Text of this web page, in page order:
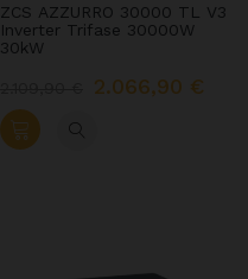
ZCS AZZURRO 30000 TL V3
Inverter Trifase 30000W
30kW
2.066,90 €